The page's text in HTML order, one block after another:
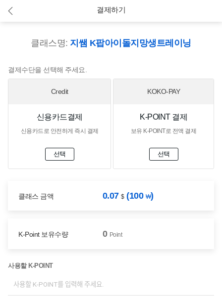
결제하기
클래스명: 지쌤 K팝아이돌지망생트레이닝
결제수단을 선택해 주세요.
Credit
신용카드결제
신용카드로 안전하게 즉시 결제
선택
KOKO-PAY
K-POINT 결제
보유 K-POINT로 전액 결제
선택
클래스 금액 0.07$(100 ₩)
K-Point 보유수량 0 Point
사용할 K-POINT